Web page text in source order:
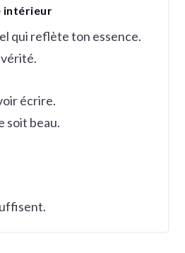
intérieur
qui reflète ton essence.
vérité.
écrire.
soit beau.